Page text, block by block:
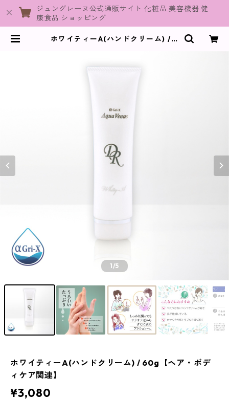
ジュングレーヌ公式通販サイト 化粧品 美容機器 健
康食品 ショッピング
ホワイティーA(ハンドクリーム) / 6
1/5
ホワイティーA(ハンドクリーム) / 60g【ヘア・ボデ
ィケア関連】
¥3,080